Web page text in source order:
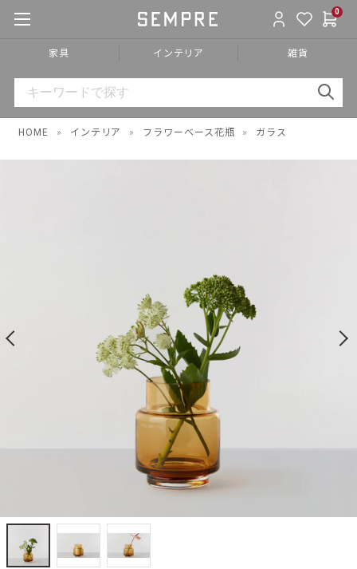
0
家具 インテリア 雑貨
HOME » インテリア » フラワーベース花瓶 » ガラス